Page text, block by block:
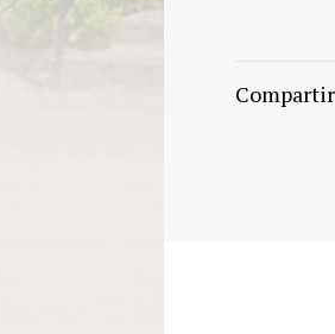
Compartir